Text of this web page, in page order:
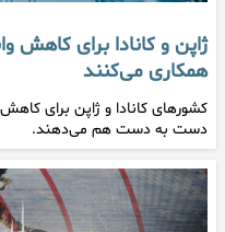
ژاپن و کانادا برای کاهش
همکاری می‌کنند
کشورهای کانادا و ژاپن برای
دست به دست هم می‌دهند.